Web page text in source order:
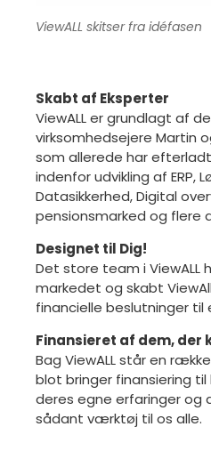
ViewALL skitser fra idéfasen
Skabt af Eksperter
ViewALL er grundlagt af
virksomhedsejere Martin
som allerede har
indenfor udvikling af ERP,
Datasikkerhed, Digital
pensionsmarked og flere
Designet til Dig!
Det store team i ViewALL
markedet og skabt
financielle beslutninger til
Finansieret af dem, der
Bag ViewALL står en
blot bringer finansiering
deres egne erfaringer
sådant værktøj til os alle.